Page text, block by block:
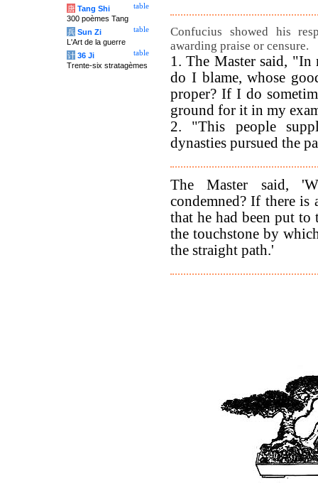
Confucius showed his
awarding praise or censure.
1. The Master said,
do I blame, whose
proper? If I do
ground for it in my
2. "This people
dynasties pursued the
The Master said,
condemned? If there is
that he had been put to
the touchstone by
the straight path.'
table
唐 Tang Shi
300 poèmes Tang
table
兵 Sun Zi
L'Art de la guerre
table
计 36 Ji
Trente-six stratagèmes